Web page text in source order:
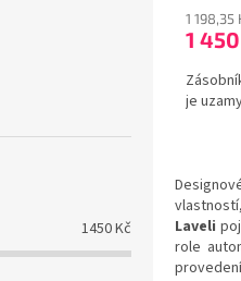
1450Kč
1 198,35
1
je
Laveli
role